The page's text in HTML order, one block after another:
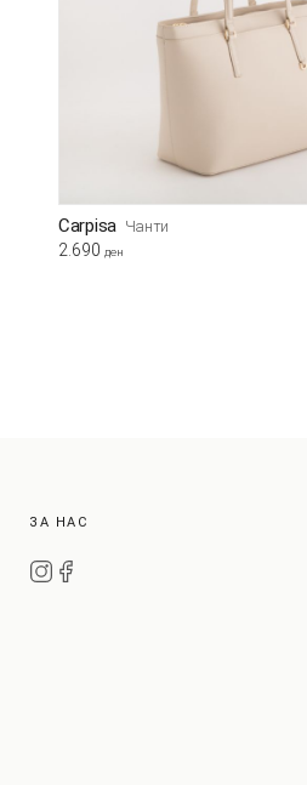
Carpisa Чанти
2.690 ден
ЗА НАС